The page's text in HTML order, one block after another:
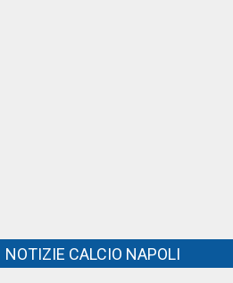
NOTIZIE CALCIO NAPOLI